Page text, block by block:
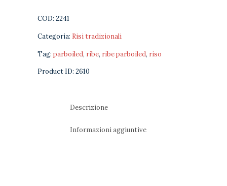
1kg
COD: 2241
Categoria: Risi tradizionali
Tag: parboiled, ribe, ribe parboiled, riso
Product ID: 2610
Descrizione
Informazioni aggiuntive